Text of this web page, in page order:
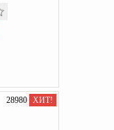
28980 ХИТ!